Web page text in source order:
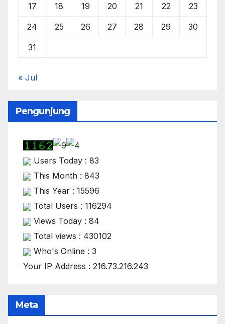
17 18 19 20 21 22 23
24 25 26 27 28 29 30
31
« Jul
Pengunjung
Users Today : 83
This Month : 843
This Year : 15596
Total Users : 116294
Views Today : 84
Total views : 430102
Who's Online : 3
Your IP Address : 216.73.216.243
Meta